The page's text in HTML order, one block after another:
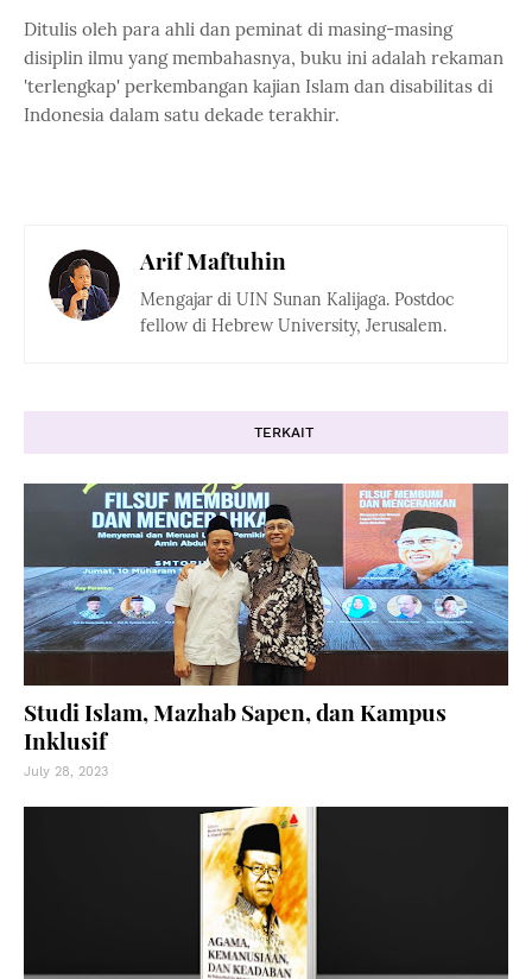
Ditulis oleh para ahli dan peminat di masing-masing
disiplin ilmu yang membahasnya, buku ini adalah rekaman
'terlengkap' perkembangan kajian Islam dan disabilitas di
Indonesia dalam satu dekade terakhir.
Arif Maftuhin
Mengajar di UIN Sunan Kalijaga. Postdoc
fellow di Hebrew University, Jerusalem.
TERKAIT
Studi Islam, Mazhab Sapen, dan Kampus
Inklusif
July 28, 2023